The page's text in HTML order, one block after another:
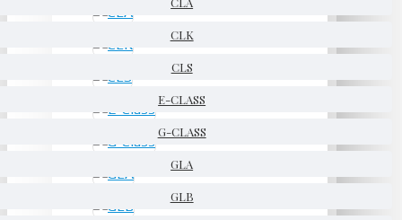
CLK
CLS
E-CLASS
G-CLASS
GLA
GLB